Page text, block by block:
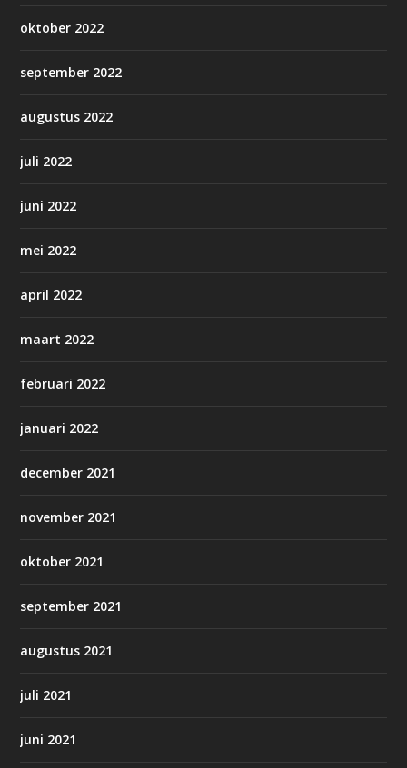
oktober 2022
september 2022
augustus 2022
juli 2022
juni 2022
mei 2022
april 2022
maart 2022
februari 2022
januari 2022
december 2021
november 2021
oktober 2021
september 2021
augustus 2021
juli 2021
juni 2021